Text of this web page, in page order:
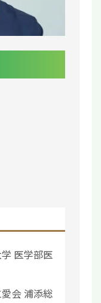
医学部医
会 浦添総